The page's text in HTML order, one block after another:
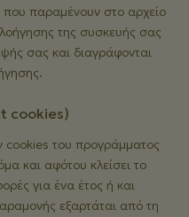
που παραμένουν στο αρχείο
της συσκευής σας
σας και διαγράφονται
cookies)
cookies του προγράμματος
και αφότου κλείσει το
για ένα έτος ή και
εξαρτάται από τη